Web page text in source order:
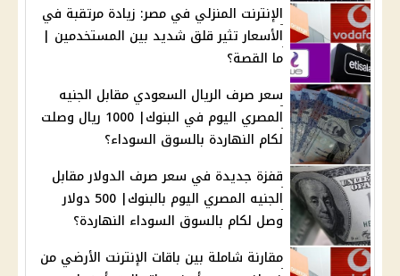
الإنترنت المنزلي في مصر: زيادة مرتقبة في
الأسعار تثير قلق شديد بين المستخدمين |
ما القصة؟
سعر صرف الريال السعودي مقابل الجنيه
المصري اليوم في البنوك| 1000 ريال وصلت
لكام النهاردة بالسوق السوداء؟
قفزة جديدة في سعر صرف الدولار مقابل
الجنيه المصري اليوم بالبنوك| 500 دولار
وصل لكام بالسوق السوداء النهاردة؟
مقارنة شاملة بين باقات الإنترنت الأرضي من